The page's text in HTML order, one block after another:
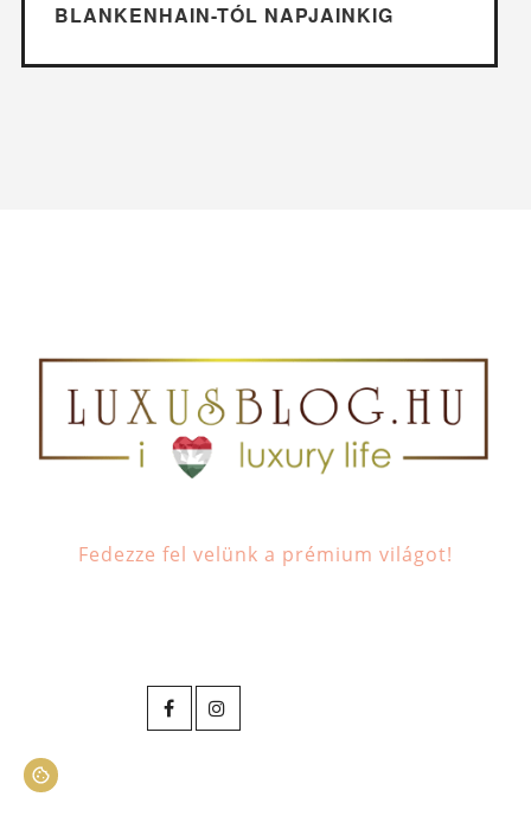
BLANKENHAIN-TÓL NAPJAINKIG
Fedezze fel velünk a prémium világot!